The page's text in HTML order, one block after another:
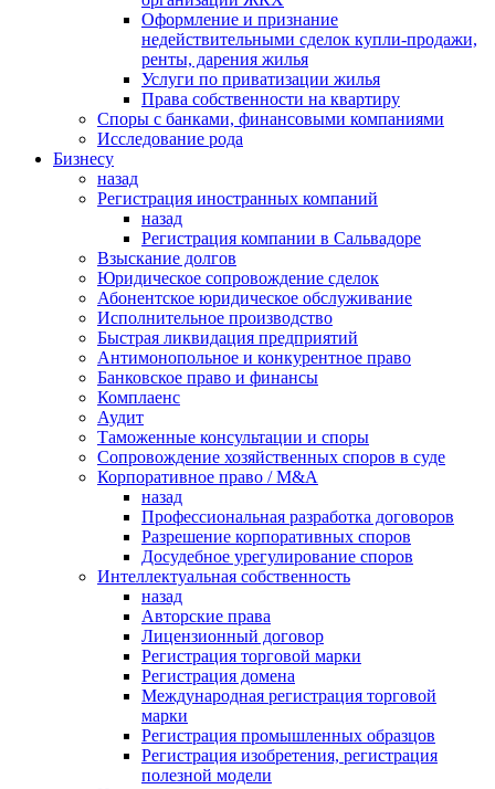
Оформление и признание
недействительными сделок купли-продажи,
ренты, дарения жилья
Услуги по приватизации жилья
Права собственности на квартиру
Cпоры с банками, финансовыми компаниями
Исследование рода
Бизнесу
назад
Регистрация иностранных компаний
назад
Регистрация компании в Сальвадоре
Взыскание долгов
Юридическое сопровождение сделок
Абонентское юридическое обслуживание
Исполнительное производство
Быстрая ликвидация предприятий
Антимонопольное и конкурентное право
Банковское право и финансы
Комплаенс
Аудит
Таможенные консультации и споры
Сопровождение хозяйственных споров в суде
Корпоративное право / M&A
назад
Профессиональная разработка договоров
Разрешение корпоративных споров
Досудебное урегулирование споров
Интеллектуальная собственность
назад
Авторские права
Лицензионный договор
Регистрация торговой марки
Регистрация домена
Международная регистрация торговой
марки
Регистрация промышленных образцов
Регистрация изобретения, регистрация
полезной модели